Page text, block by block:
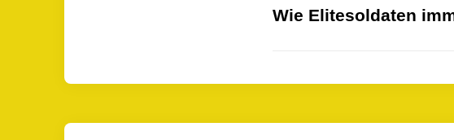
Wie Elitesoldaten